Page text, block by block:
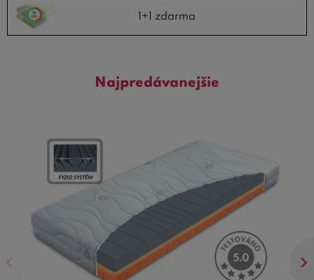
1+1 zdarma
Najpredávanejšie